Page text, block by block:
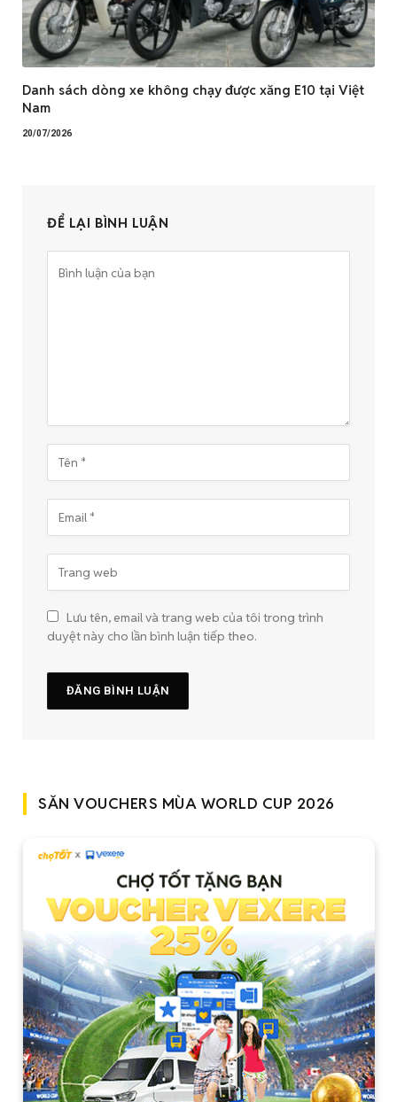
Danh sách dòng xe không chạy được xăng E10 tại Việt
Nam
20/07/2026
ĐỂ LẠI BÌNH LUẬN
Lưu tên, email và trang web của tôi trong trình
duyệt này cho lần bình luận tiếp theo.
SĂN VOUCHERS MÙA WORLD CUP 2026